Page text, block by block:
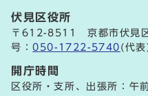
伏見区役所
〒612-8511 京都市伏見
号：050-1722-5740 (代表
開庁時間
区役所・支所、出張所：